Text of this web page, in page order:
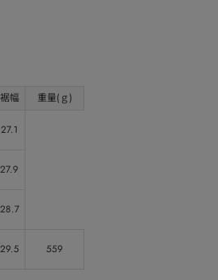
裾幅 重量(ｇ)
27.1
27.9
28.7
29.5 559